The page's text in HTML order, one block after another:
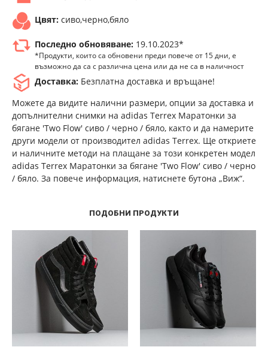
Цвят: сиво,черно,бяло
Последно обновяване: 19.10.2023*
*Продукти, които са обновени преди повече от 15 дни, е
възможно да са с различна цена или да не са в наличност
Доставка: Безплатна доставка и връщане!
Можете да видите налични размери, опции за доставка и
допълнителни снимки на adidas Terrex Маратонки за
бягане 'Two Flow' сиво / черно / бяло, както и да намерите
други модели от производител adidas Terrex. Ще откриете
и наличните методи на плащане за този конкретен модел
adidas Terrex Маратонки за бягане 'Two Flow' сиво / черно
/ бяло. За повече информация, натиснете бутона „Виж“.
ПОДОБНИ ПРОДУКТИ